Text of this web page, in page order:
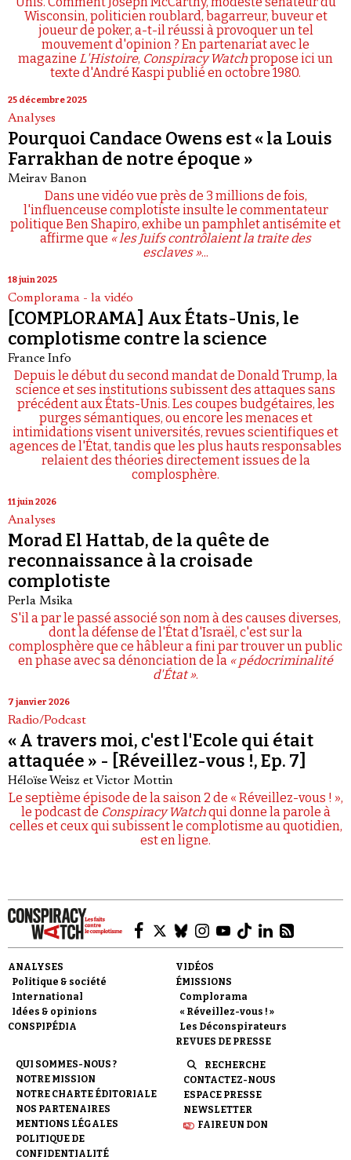
Wisconsin, politicien roublard, bagarreur, buveur et
joueur de poker, a-t-il réussi à provoquer un tel
mouvement d'opinion ? En partenariat avec le
magazine L'Histoire, Conspiracy Watchpropose ici un
texte d'André Kaspi publié en octobre 1980.
25 décembre 2025
Analyses
Pourquoi Candace Owens est « la Louis
Farrakhan de notre époque »
Meirav Banon
Dans une vidéo vue près de 3 millions de fois,
l'influenceuse complotiste insulte le commentateur
politique Ben Shapiro, exhibe un pamphlet antisémite et
affirme que « les Juifs contrôlaient la traite des
esclaves »...
18 juin 2025
Complorama - la vidéo
[COMPLORAMA] Aux États-Unis, le
complotisme contre la science
France Info
Depuis le début du second mandat de Donald Trump, la
science et ses institutions subissent des attaques sans
précédent aux États-Unis. Les coupes budgétaires, les
purges sémantiques, ou encore les menaces et
intimidations visent universités, revues scientifiques et
agences de l'État, tandis que les plus hauts responsables
relaient des théories directement issues de la
complosphère.
11 juin 2026
Analyses
Morad El Hattab, de la quête de
reconnaissance à la croisade
complotiste
Perla Msika
S'il a par le passé associé son nom à des causes diverses,
dont la défense de l'État d'Israël, c'est sur la
complosphère que ce hâbleur a fini par trouver un public
en phase avec sa dénonciation de la « pédocriminalité
d'État ».
7 janvier 2026
Radio/Podcast
« A travers moi, c'est l'Ecole qui était
attaquée » - [Réveillez-vous !, Ep. 7]
Héloïse Weisz et Victor Mottin
Le septième épisode de la saison 2 de « Réveillez-vous ! »,
le podcast de Conspiracy Watchqui donne la parole à
celles et ceux qui subissent le complotisme au quotidien,
est en ligne.
ANALYSES
Politique & société
International
Idées & opinions
CONSPIPÉDIA
VIDÉOS
ÉMISSIONS
Complorama
« Réveillez-vous ! »
Les Déconspirateurs
REVUES DE PRESSE
QUI SOMMES-NOUS ?
NOTRE MISSION
NOTRE CHARTE ÉDITORIALE
NOS PARTENAIRES
MENTIONS LÉGALES
POLITIQUE DE
CONFIDENTIALITÉ
RECHERCHE
CONTACTEZ-NOUS
ESPACE PRESSE
NEWSLETTER
FAIRE UN DON